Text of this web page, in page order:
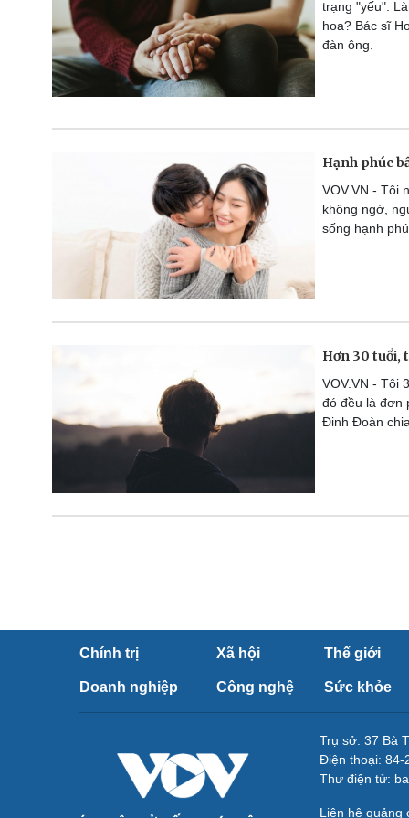
trạng "yếu".
hoa? Bác sĩ
đàn ông.
Hạnh phúc
VOV.VN - Tôi
không ngờ,
sống hạnh
Hơn 30 tuổi,
VOV.VN - Tôi
đó đều là đơn
Đinh Đoàn
Chính trị Xã hội Thế giới
Doanh nghiệp Công nghệ Sức khỏe
Trụ sở: 37 Bà
Điện thoại: 84-
Thư điện tử:
Liên hệ quảng